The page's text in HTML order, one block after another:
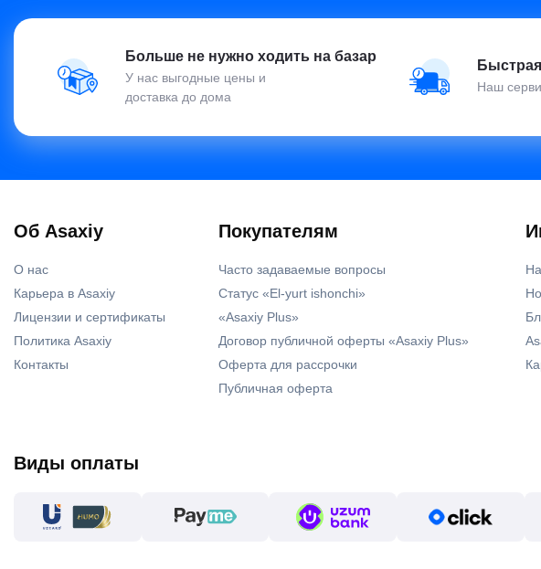
Больше не нужно ходить на базар
У нас выгодные цены и
доставка до дома
Наш
Об Asaxiy
О нас
Карьера в Asaxiy
Лицензии и сертификаты
Политика Asaxiy
Контакты
Покупателям
Часто задаваемые вопросы
Статус «El-yurt ishonchi»
«Asaxiy Plus»
Договор публичной оферты «Asaxiy Plus»
Оферта для рассрочки
Публичная оферта
Виды оплаты